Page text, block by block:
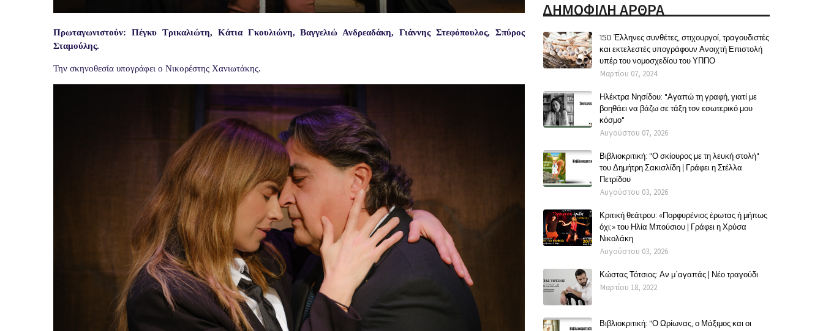
Πρωταγωνιστούν: Πέγκυ Τρικαλιώτη, Κάτια Γκουλιώνη, Βαγγελιώ Ανδρεαδάκη, Γιάννης Στεφόπουλος, Σπύρος
Σταμούλης.
Την σκηνοθεσία υπογράφει ο Νικορέστης Χανιωτάκης.
ΔΗΜΟΦΙΛΗ ΑΡΘΡΑ
150 Έλληνες συνθέτες, στιχουργοί, τραγουδιστές
και εκτελεστές υπογράφουν Ανοιχτή Επιστολή
υπέρ του νομοσχεδίου του ΥΠΠΟ
Μαρτίου 07, 2024
Ηλέκτρα Νησίδου: "Αγαπώ τη γραφή, γιατί με
βοηθάει να βάζω σε τάξη τον εσωτερικό μου
κόσμο"
Αυγούστου 07, 2026
Βιβλιοκριτική: "Ο σκίουρος με τη λευκή στολή"
του Δημήτρη Σακισλίδη | Γράφει η Στέλλα
Πετρίδου
Αυγούστου 03, 2026
Κριτική θεάτρου: «Πορφυρένιος έρωτας ή μήπως
όχι;» του Ηλία Μπούσιου | Γράφει η Χρύσα
Νικολάκη
Αυγούστου 03, 2026
Κώστας Τότσιος: Αν μ΄αγαπάς | Νέο τραγούδι
Μαρτίου 18, 2022
Βιβλιοκριτική: "Ο Ωρίωνας, ο Μάξιμος και οι